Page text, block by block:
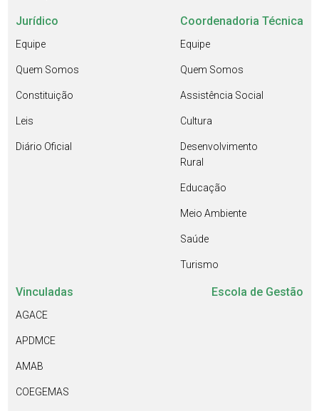
Jurídico
Equipe
Quem Somos
Constituição
Leis
Diário Oficial
Coordenadoria Técnica
Equipe
Quem Somos
Assistência Social
Cultura
Desenvolvimento
Rural
Educação
Meio Ambiente
Saúde
Turismo
Vinculadas
AGACE
APDMCE
AMAB
COEGEMAS
Escola de Gestão